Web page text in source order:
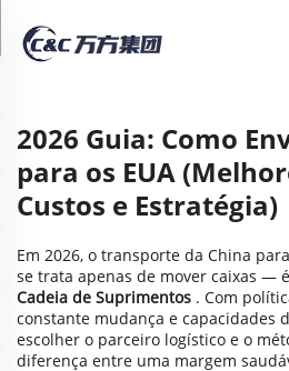
2026 Guia: Como
para os EUA
Custos e Estratégia)
Em 2026, o transporte da China
se trata apenas de mover caixas —
Cadeia de Suprimentos . Com
constante mudança e capacidades
escolher o parceiro logístico e o
diferença entre uma margem